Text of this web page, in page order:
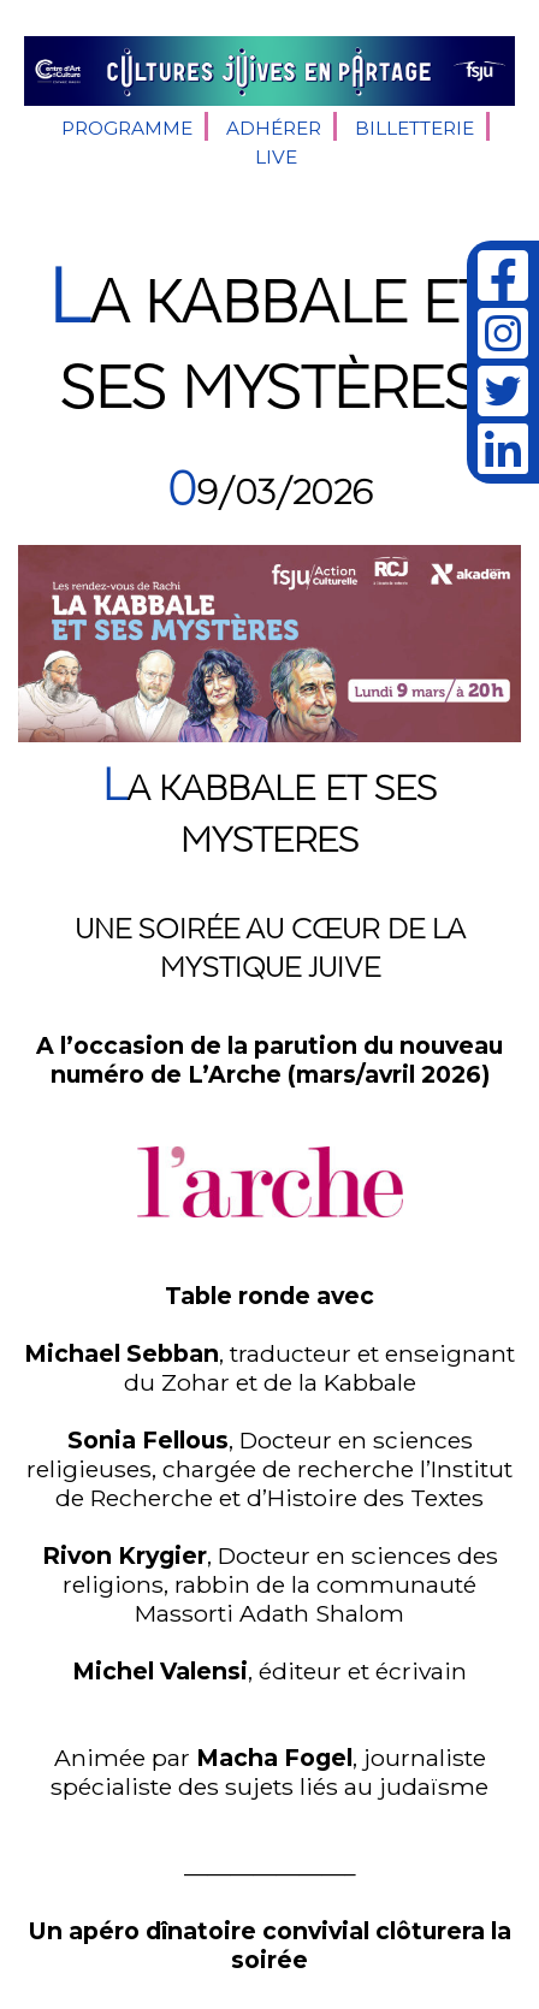
PROGRAMME ADHÉRER
BILLETTERIE
LIVE
LA KABBALE ET
SES MYSTÈRES
09/03/2026
LA KABBALE ET SES
MYSTERES
UNE SOIRÉE AU CŒUR DE LA
MYSTIQUE JUIVE
A l’occasion de la parution du nouveau
numéro de L’Arche (mars/avril 2026)
Table ronde avec
Michael Sebban, traducteur et enseignant
du Zohar et de la Kabbale
Sonia Fellous, Docteur en sciences
religieuses, chargée de recherche l’Institut
de Recherche et d’Histoire des Textes
Rivon Krygier, Docteur en sciences des
religions, rabbin de la communauté
Massorti Adath Shalom
Michel Valensi, éditeur et écrivain
Animée par Macha Fogel, journaliste
spécialiste des sujets liés au judaïsme
———————–
Un apéro dînatoire convivial clôturera la
soirée